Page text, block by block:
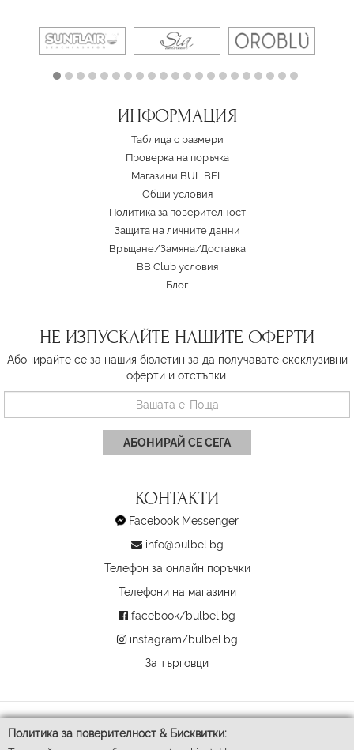
Политика за поверителност & Бисквитки:
ИНФОРМАЦИЯ
Таблица с размери
Проверка на поръчка
Магазини BUL BEL
Oбщи условия
Политика за поверителност
Защита на личните данни
Връщане/Замяна/Доставка
BB Club условия
Блог
НЕ ИЗПУСКАЙТЕ НАШИТЕ ОФЕРТИ
Абонирайте се за нашия бюлетин за да получавате ексклузивни
оферти и отстъпки.
АБОНИРАЙ СЕ СЕГА
КОНТАКТИ
Facebook Messenger
info@bulbel.bg
Телефон за онлайн поръчки
Телефони на магазини
facebook/bulbel.bg
instagram/bulbel.bg
За търговци